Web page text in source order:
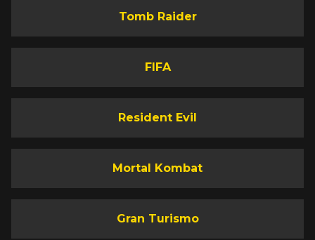
Tomb Raider
FIFA
Resident Evil
Mortal Kombat
Gran Turismo